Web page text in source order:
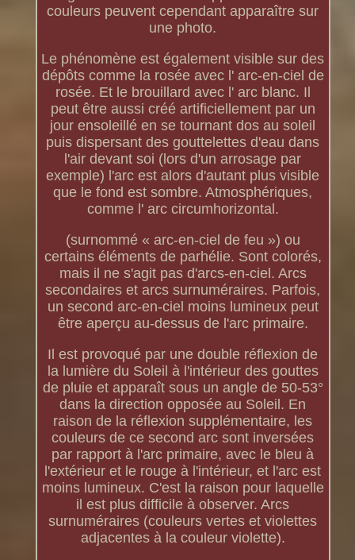
couleurs peuvent cependant apparaître sur
une photo.
Le phénomène est également visible sur des
dépôts comme la rosée avec l' arc-en-ciel de
rosée. Et le brouillard avec l' arc blanc. Il
peut être aussi créé artificiellement par un
jour ensoleillé en se tournant dos au soleil
puis dispersant des gouttelettes d'eau dans
l'air devant soi (lors d'un arrosage par
exemple) l'arc est alors d'autant plus visible
que le fond est sombre. Atmosphériques,
comme l' arc circumhorizontal.
(surnommé « arc-en-ciel de feu ») ou
certains éléments de parhélie. Sont colorés,
mais il ne s'agit pas d'arcs-en-ciel. Arcs
secondaires et arcs surnuméraires. Parfois,
un second arc-en-ciel moins lumineux peut
être aperçu au-dessus de l'arc primaire.
Il est provoqué par une double réflexion de
la lumière du Soleil à l'intérieur des gouttes
de pluie et apparaît sous un angle de 50-53°
dans la direction opposée au Soleil. En
raison de la réflexion supplémentaire, les
couleurs de ce second arc sont inversées
par rapport à l'arc primaire, avec le bleu à
l'extérieur et le rouge à l'intérieur, et l'arc est
moins lumineux. C'est la raison pour laquelle
il est plus difficile à observer. Arcs
surnuméraires (couleurs vertes et violettes
adjacentes à la couleur violette).